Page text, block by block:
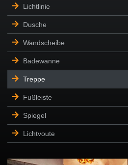
Lichtlinie
Dusche
Wandscheibe
Badewanne
Treppe
Fußleiste
Spiegel
Lichtvoute